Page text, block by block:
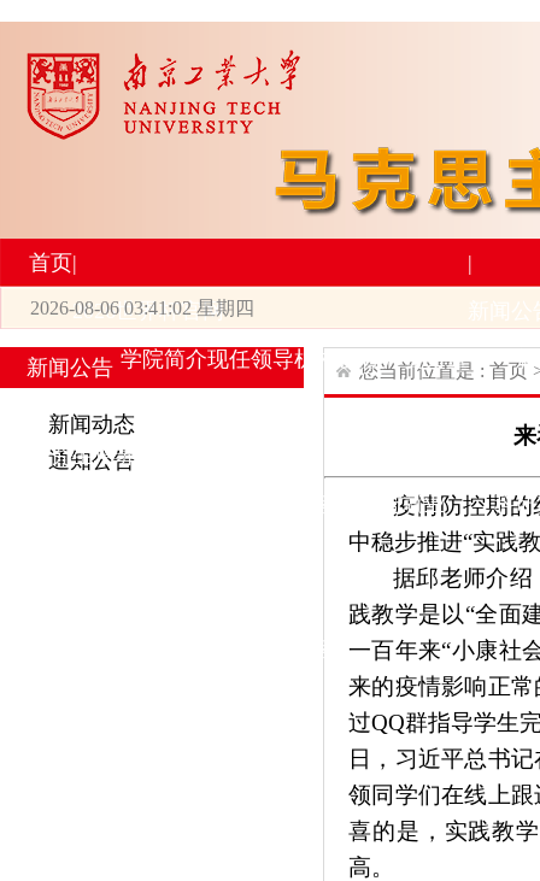
首页|
2026世界杯官网
学院简介现任领导机构设置师资力量
|
研究生培养
学生活动 招生与就业
科
工会活动
2026-08-06 03:41:02 星期四
新闻公告
新闻动态
通知公告
您当前位置是 : 首页
疫情防控期
中稳步推进“实践
据邱老师介
践教学是以“全面
一百年来“小康社
来的疫情影响正
过QQ群指导学生
日，习近平总书
领同学们在线上
喜的是，实践教
高。